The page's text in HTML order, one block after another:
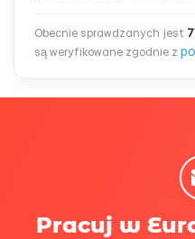
Obecnie sprawdzanych jest
są weryfikowane zgodnie z
Pracuj w